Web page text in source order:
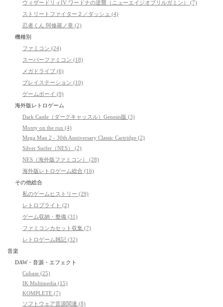
ウィザードリィIV ワードナの逆襲（ニューエイジオブリルガミン） (7)
ストリートファイター２／ダッシュ (4)
忍者くん 阿修羅ノ章 (2)
機種別
ファミコン (24)
スーパーファミコン (18)
メガドライブ (6)
プレイステーション (10)
ゲームボーイ (9)
海外版レトロゲーム
Dark Castle（ダークキャッスル）Genesis版 (3)
Monty on the run (4)
Mega Man 2 - 30th Anniversary Classic Cartridge (2)
Silver Surfer（NES） (2)
NES（海外版ファミコン） (28)
海外版レトロゲーム総合 (16)
その他総合
私のゲームヒストリー (29)
レトロブライト (2)
ゲーム収納・整備 (31)
ファミコンカセット収集 (7)
レトロゲーム雑記 (32)
音楽
DAW・音源・エフェクト
Cubase (25)
IK Multimedia (15)
KOMPLETE (7)
ソフトウェア音源関連 (8)